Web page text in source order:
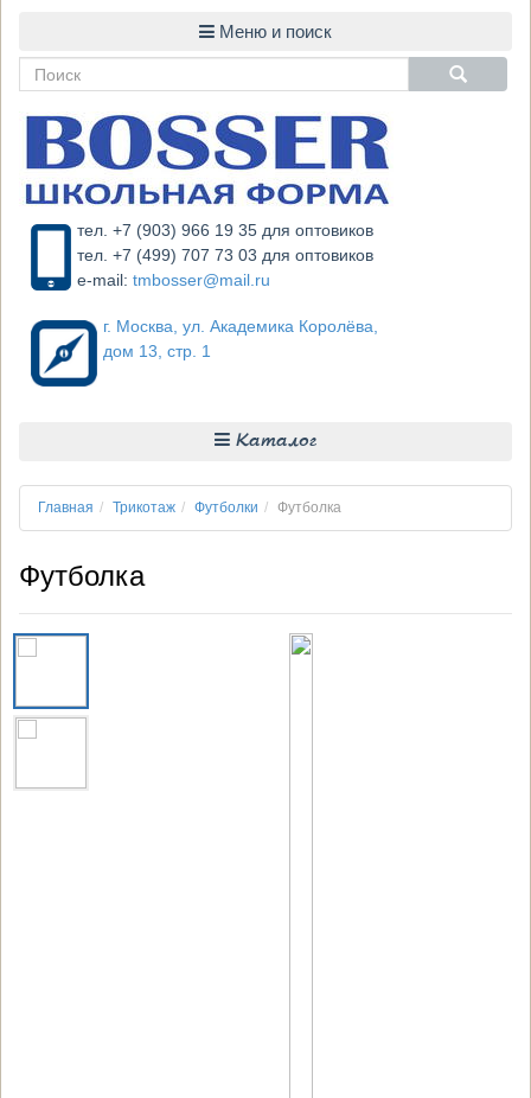
тел. +7 (903) 966 19 35 для оптовиков
тел. +7 (499) 707 73 03 для оптовиков
e-mail: tmbosser@mail.ru
г. Москва, ул. Академика Королёва,
дом 13, стр. 1
Каталог
Главная Трикотаж Футболки Футболка
Футболка